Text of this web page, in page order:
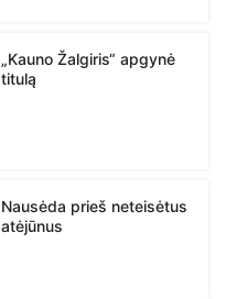
„Kauno Žalgiris“ apgynė
titulą
Nausėda prieš neteisėtus
atėjūnus